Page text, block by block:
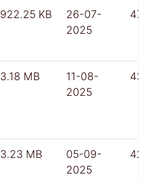
922.25 KB
26-07-
2025
471
3.18 MB
11-08-
2025
3.23 MB
05-09-
2025